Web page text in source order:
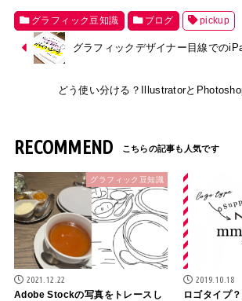
グラフィック豆知識 ブログ pickup
グラフィックデザイナー目線での
どう使い分ける？Illustratorと
RECOMMEND
グラフィック豆知識
2021.12.22
Adobe Stockの写真をトレースし
2019.10.18
ロゴタイプ